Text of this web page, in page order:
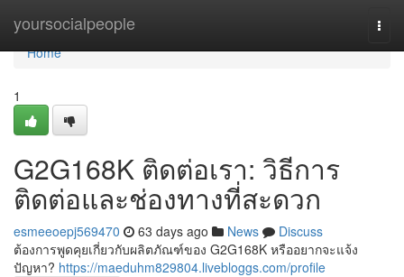
yoursocialpeople
Home
Home
1
G2G168K ติดต่อเรา: วิธีการ
ติดต่อและช่องทางที่สะดวก
esmeeoepj569470 63 days ago News
Discuss
ต้องการพูดคุยเกี่ยวกับผลิตภัณฑ์ของ G2G168K หรืออยากจะแจ้ง
ปัญหา? https://maeduhm829804.livebloggs.com/profile